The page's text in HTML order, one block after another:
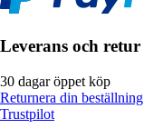
Leverans och retur
30 dagar öppet köp
Returnera din beställning
Trustpilot